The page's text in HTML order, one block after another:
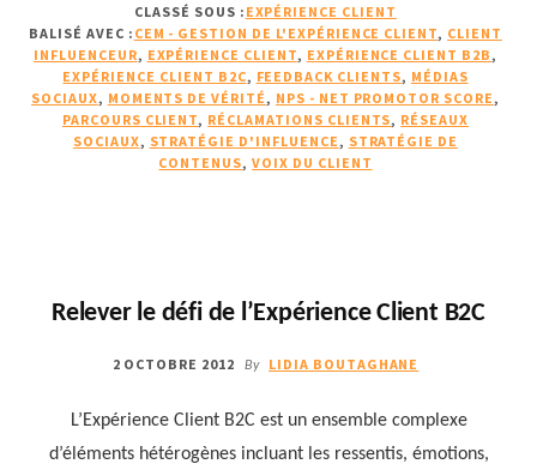
IDÉES
REÇUES
SUR
L’EXPÉRIENCE
CLIENT
B2B
CLASSÉ SOUS : EXPÉRIENCE CLIENT
BALISÉ AVEC : CEM - GESTION DE L'EXPÉRIENCE CLIENT, CLIENT
INFLUENCEUR, EXPÉRIENCE CLIENT, EXPÉRIENCE CLIENT B2B ,
EXPÉRIENCE CLIENT B2C, FEEDBACK CLIENTS, MÉDIAS
SOCIAUX, MOMENTS DE VÉRITÉ , NPS - NET PROMOTOR SCORE ,
PARCOURS CLIENT, RÉCLAMATIONS CLIENTS, RÉSEAUX
SOCIAUX, STRATÉGIE D'INFLUENCE , STRATÉGIE DE
CONTENUS,VOIX DU CLIENT
Relever le défi de l’Expérience Client B2C
2 OCTOBRE 2012 By LIDIA BOUTAGHANE
L’Expérience Client B2C est un ensemble complexe
d’éléments hétérogènes incluant les ressentis, émotions,